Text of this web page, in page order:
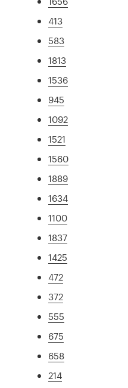
413
583
1813
1536
945
1092
1521
1560
1889
1634
1100
1837
1425
472
372
555
675
658
214